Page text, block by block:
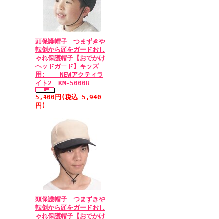
頭保護帽子 つまずきや
転倒から頭をガードおし
ゃれ保護帽子【おでかけ
ヘッドガード】キッズ
用: NEWアクティラ
イト2 KM-5000B
5,400円(税込 5,940
円)
頭保護帽子 つまずきや
転倒から頭をガードおし
ゃれ保護帽子【おでかけ